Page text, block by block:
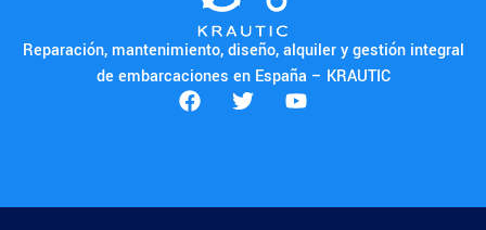
Reparación, mantenimiento, diseño, alquiler y gestión integral
de embarcaciones en España – KRAUTIC